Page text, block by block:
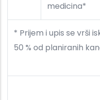
medicina*
* Prijem i upis se vrši
50 % od